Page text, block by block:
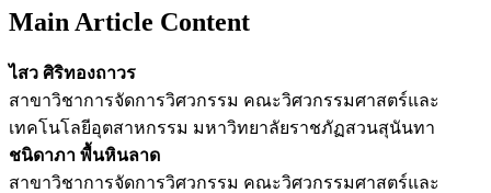
Main Article Content
ไสว ศิริทองถาวร
สาขาวิชาการจัดการวิศวกรรม คณะวิศวกรรมศาสตร์และ
เทคโนโลยีอุตสาหกรรม มหาวิทยาลัยราชภัฏสวนสุนันทา
ชนิดาภา พื้นหินลาด
สาขาวิชาการจัดการวิศวกรรม คณะวิศวกรรมศาสตร์และ